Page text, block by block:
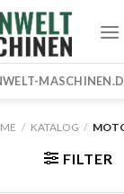
/ KATALOG /
FILTER